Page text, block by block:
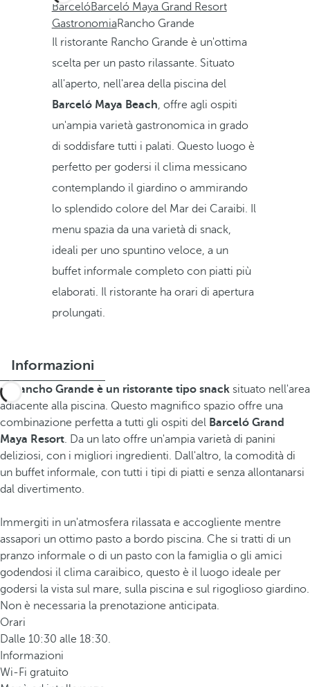
BarcelóBarceló Maya Grand Resort
GastronomiaRancho Grande
Il ristorante Rancho Grande è un'ottima
scelta per un pasto rilassante. Situato
all'aperto, nell'area della piscina del
Barceló Maya Beach, offre agli ospiti
un'ampia varietà gastronomica in grado
di soddisfare tutti i palati. Questo luogo è
perfetto per godersi il clima messicano
contemplando il giardino o ammirando
lo splendido colore del Mar dei Caraibi. Il
menu spazia da una varietà di snack,
ideali per uno spuntino veloce, a un
buffet informale completo con piatti più
elaborati. Il ristorante ha orari di apertura
prolungati.
Informazioni
El Rancho Grande è un ristorante tipo snack situato nell'area
adiacente alla piscina. Questo magnifico spazio offre una
combinazione perfetta a tutti gli ospiti del Barceló Grand
Maya Resort. Da un lato offre un'ampia varietà di panini
deliziosi, con i migliori ingredienti. Dall'altro, la comodità di
un buffet informale, con tutti i tipi di piatti e senza allontanarsi
dal divertimento.
Immergiti in un'atmosfera rilassata e accogliente mentre
assapori un ottimo pasto a bordo piscina. Che si tratti di un
pranzo informale o di un pasto con la famiglia o gli amici
godendosi il clima caraibico, questo è il luogo ideale per
godersi la vista sul mare, sulla piscina e sul rigoglioso giardino.
Non è necessaria la prenotazione anticipata.
Orari
Dalle 10:30 alle 18:30.
Informazioni
Wi-Fi gratuito